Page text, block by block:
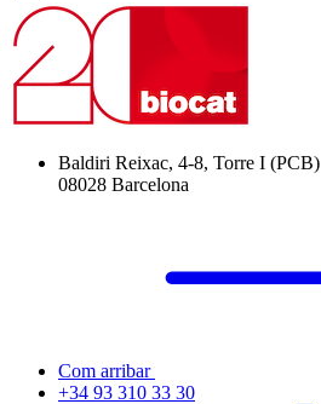
Baldiri Reixac, 4-8, Torre I (PCB)
08028 Barcelona
Com arribar
+34 93 310 33 30